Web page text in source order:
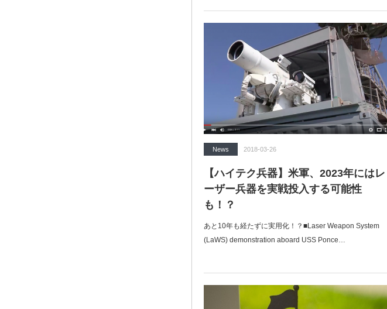
News 2018-03-26
【ハイテク兵器】米軍、2023年にはレ
ーザー兵器を実戦投入する可能性
も！？
あと10年も経たずに実用化！？■Laser Weapon System
(LaWS) demonstration aboard USS Ponce…